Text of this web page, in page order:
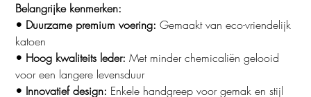
Belangrijke kenmerken:
• Duurzame premium voering:Gemaakt van eco-vriendelijk
katoen
• Hoog kwaliteits leder:Met minder chemicaliën gelooid
voor een langere levensduur
• Innovatief design: Enkele handgreep voor gemak en stijl